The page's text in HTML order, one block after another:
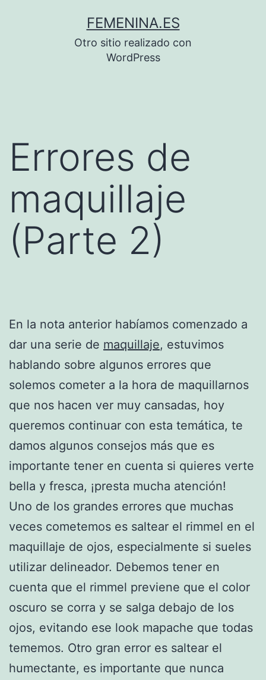
FEMENINA.ES
Otro sitio realizado con
WordPress
Errores de
maquillaje
(Parte 2)
En la nota anterior habíamos comenzado a
dar una serie de maquillaje, estuvimos
hablando sobre algunos errores que
solemos cometer a la hora de maquillarnos
que nos hacen ver muy cansadas, hoy
queremos continuar con esta temática, te
damos algunos consejos más que es
importante tener en cuenta si quieres verte
bella y fresca, ¡presta mucha atención!
Uno de los grandes errores que muchas
veces cometemos es saltear el rimmel en el
maquillaje de ojos, especialmente si sueles
utilizar delineador. Debemos tener en
cuenta que el rimmel previene que el color
oscuro se corra y se salga debajo de los
ojos, evitando ese look mapache que todas
tememos. Otro gran error es saltear el
humectante, es importante que nunca